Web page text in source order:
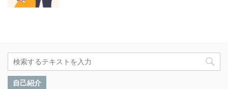
自己紹介